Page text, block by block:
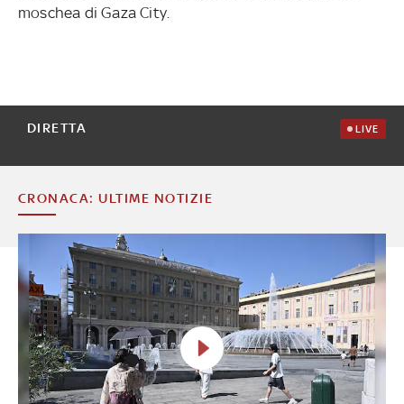
moschea di Gaza City.
DIRETTA LIVE
CRONACA: ULTIME NOTIZIE